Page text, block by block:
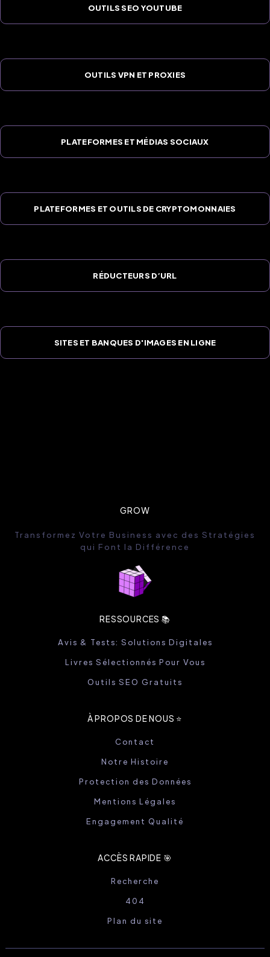
OUTILS SEO YOUTUBE
OUTILS VPN ET PROXIES
PLATEFORMES ET MÉDIAS SOCIAUX
PLATEFORMES ET OUTILS DE CRYPTOMONNAIES
RÉDUCTEURS D’URL
SITES ET BANQUES D'IMAGES EN LIGNE
GROW
Transformez Votre Business avec des Stratégies
qui Font la Différence
RESSOURCES 📚
Avis & Tests: Solutions Digitales
Livres Sélectionnés Pour Vous
Outils SEO Gratuits
À PROPOS DE NOUS ⭐️
Contact
Notre Histoire
Protection des Données
Mentions Légales
Engagement Qualité
ACCÈS RAPIDE 🎯
Recherche
404
Plan du site